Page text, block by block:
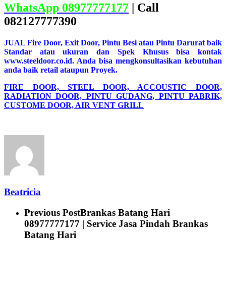
WhatsApp 08977777177 | Call
082127777390
JUAL Fire Door, Exit Door, Pintu Besi atau Pintu Darurat baik
Standar atau ukuran dan Spek Khusus bisa kontak
www.steeldoor.co.id. Anda bisa mengkonsultasikan kebutuhan
anda baik retail ataupun Proyek.
FIRE DOOR, STEEL DOOR, ACCOUSTIC DOOR,
RADIATION DOOR, PINTU GUDANG, PINTU PABRIK,
CUSTOME DOOR, AIR VENT GRILL
Beatricia
Previous PostBrankas Batang Hari
08977777177 | Service Jasa Pindah Brankas
Batang Hari